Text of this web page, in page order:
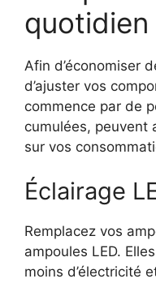
quotidien
Afin d’économiser
d’ajuster vos
commence par de
cumulées, peuvent
sur vos
Éclairage
Remplacez vos
ampoules LED.
moins d’électricité